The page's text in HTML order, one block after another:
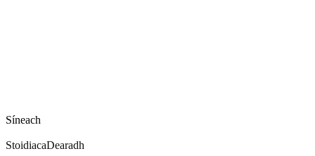
Síneach
StoidiacaDearadh